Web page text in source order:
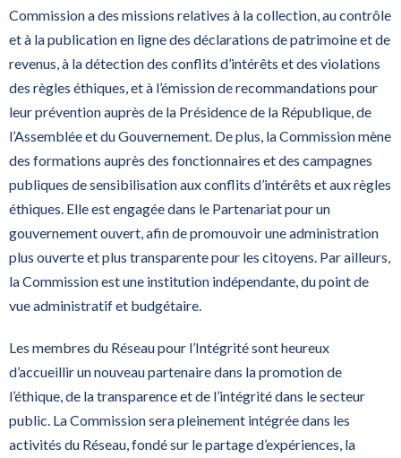
Commission a des missions relatives à la collection, au contrôle
et à la publication en ligne des déclarations de patrimoine et de
revenus, à la détection des conflits d’intérêts et des violations
des règles éthiques, et à l’émission de recommandations pour
leur prévention auprès de la Présidence de la République, de
l’Assemblée et du Gouvernement. De plus, la Commission mène
des formations auprès des fonctionnaires et des campagnes
publiques de sensibilisation aux conflits d’intérêts et aux règles
éthiques. Elle est engagée dans le Partenariat pour un
gouvernement ouvert, afin de promouvoir une administration
plus ouverte et plus transparente pour les citoyens. Par ailleurs,
la Commission est une institution indépendante, du point de
vue administratif et budgétaire.
Les membres du Réseau pour l’Intégrité sont heureux
d’accueillir un nouveau partenaire dans la promotion de
l’éthique, de la transparence et de l’intégrité dans le secteur
public. La Commission sera pleinement intégrée dans les
activités du Réseau, fondé sur le partage d’expériences, la